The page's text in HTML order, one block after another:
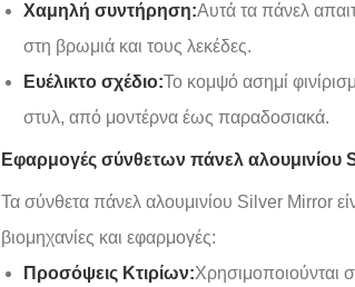
Χαμηλή συντήρηση:Αυτά τα πάνελ
στη βρωμιά και τους λεκέδες.
Ευέλικτο σχέδιο:Το κομψό ασημί
στυλ, από μοντέρνα έως παραδοσιακά.
Εφαρμογές σύνθετων πάνελ αλουμινίου
Τα σύνθετα πάνελ αλουμινίου Silver Mirror
βιομηχανίες και εφαρμογές:
Προσόψεις Κτιρίων:Χρησιμοποιούνται